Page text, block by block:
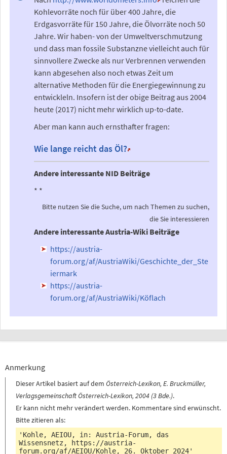
Kohlevorräte noch für über 400 Jahre, die
Erdgasvorräte für 150 Jahre, die Ölvorräte noch 50
Jahre. Wir haben- von der Umweltverschmutzung
und dass man fossile Substanzne vielleicht auch für
sinnvollere Zwecke als nur Verbrennen verwenden
kann abgesehen also noch etwas Zeit um
alternative Methoden für die Energiegewinnung zu
entwickleln. Insofern ist der obige Beitrag aus 2004
heute (2017) nicht mehr wirklich up-to-date.
Aber man kann auch ernsthafter fragen:
Wie lange reicht das Öl?
Andere interessante NID Beiträge
* *
Bitte nutzen Sie die Suche, um nach Themen zu suchen,
die Sie interessieren
Andere interessante Austria-Wiki Beiträge
https://austria-
forum.org/af/AustriaWiki/Geschichte_der_Ste
iermark
https://austria-
forum.org/af/AustriaWiki/Köflach
Anmerkung
Dieser Artikel basiert auf dem Österreich-Lexikon, E. Bruckmüller,
Verlagsgemeinschaft Österreich-Lexikon, 2004 (3 Bde.).
Er kann nicht mehr verändert werden. Kommentare sind erwünscht.
Bitte zitieren als:
'Kohle, AEIOU, in: Austria-Forum, das
Wissensnetz,
https://austria-
forum.org/af/AEIOU/Kohle, 26. Oktober 2024'